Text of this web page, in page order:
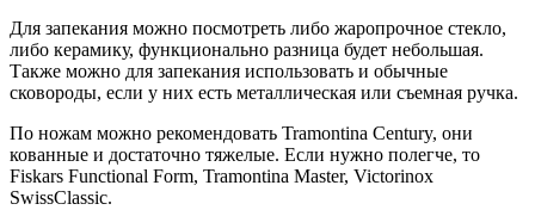
Для запекания можно посмотреть либо жаропрочное стекло,
либо керамику, функционально разница будет небольшая.
Также можно для запекания использовать и обычные
сковороды, если у них есть металлическая или съемная ручка.
По ножам можно рекомендовать Tramontina Century, они
кованные и достаточно тяжелые. Если нужно полегче, то
Fiskars Functional Form, Tramontina Master, Victorinox
SwissClassic.